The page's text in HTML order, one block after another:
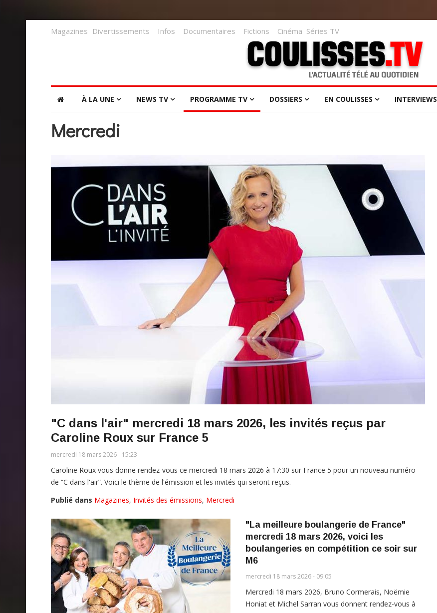
Magazines Divertissements Infos Documentaires Fictions Cinéma Séries TV
À LA UNE NEWS TV PROGRAMME TV DOSSIERS EN COULISSES INTERVIEWS
Mercredi
"C dans l'air" mercredi 18 mars 2026, les invités reçus par
Caroline Roux sur France 5
mercredi 18 mars 2026 - 15:23
Caroline Roux vous donne rendez-vous ce mercredi 18 mars 2026 à 17:30 sur France 5 pour un nouveau numéro
de “C dans l'air”. Voici le thème de l'émission et les invités qui seront reçus.
Publié dans Magazines, Invités des émissions, Mercredi
"La meilleure boulangerie de France"
mercredi 18 mars 2026, voici les
boulangeries en compétition ce soir sur
M6
mercredi 18 mars 2026 - 09:05
Mercredi 18 mars 2026, Bruno Cormerais, Noëmie
Honiat et Michel Sarran vous donnent rendez-vous à